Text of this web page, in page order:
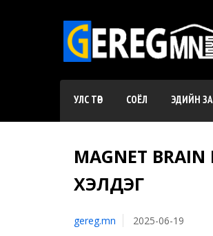
УЛС ТӨР СОЁЛ ЭДИЙН
MAGNET
ХЭЛДЭГ
gereg.mn 2025-06-19